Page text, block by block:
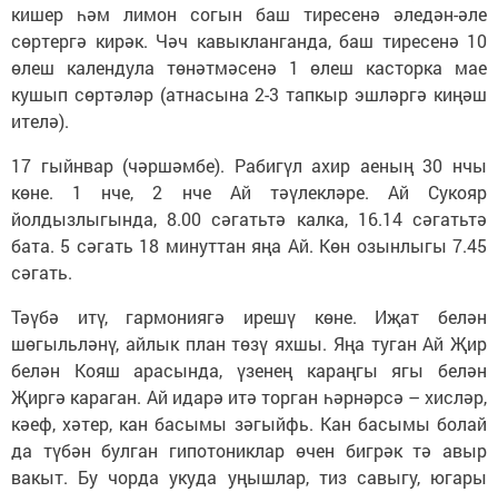
кишер һәм лимон согын баш тиресенә әледән-әле
сөртергә кирәк. Чәч кавыкланганда, баш тиресенә 10
өлеш календула төнәтмәсенә 1 өлеш касторка мае
кушып сөртәләр (атнасына 2-3 тапкыр эшләргә киңәш
ителә).
17 гыйнвар (чәршәмбе). Рабигүл ахир аеның 30 нчы
көне. 1 нче, 2 нче Ай тәүлекләре. Ай Сукояр
йолдызлыгында, 8.00 сәгатьтә калка, 16.14 сәгатьтә
бата. 5 сәгать 18 минуттан яңа Ай. Көн озынлыгы 7.45
сәгать.
Тәүбә итү, гармониягә ирешү көне. Иҗат белән
шөгыльләнү, айлык план төзү яхшы. Яңа туган Ай Җир
белән Кояш арасында, үзенең караңгы ягы белән
Җиргә караган. Ай идарә итә торган һәрнәрсә – хисләр,
кәеф, хәтер, кан басымы зәгыйфь. Кан басымы болай
да түбән булган гипотониклар өчен бигрәк тә авыр
вакыт. Бу чорда укуда уңышлар, тиз савыгу, югары